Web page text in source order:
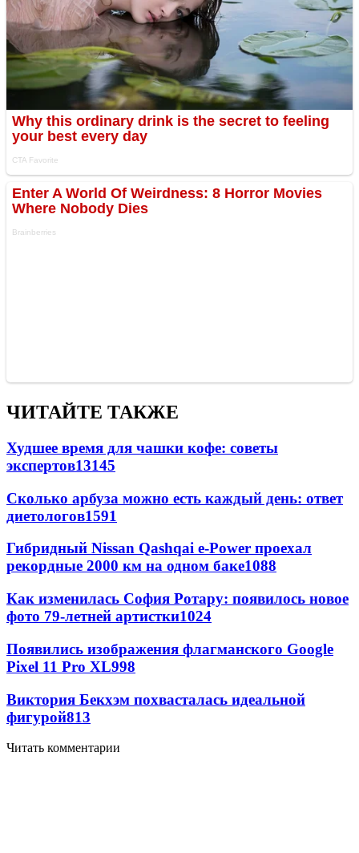
ЧИТАЙТЕ ТАКЖЕ
Худшее время для чашки кофе: советы
экспертов13145
Сколько арбуза можно есть каждый день: ответ
диетологов1591
Гибридный Nissan Qashqai e-Power проехал
рекордные 2000 км на одном баке1088
Как изменилась София Ротару: появилось новое
фото 79-летней артистки1024
Появились изображения флагманского Google
Pixel 11 Pro XL998
Виктория Бекхэм похвасталась идеальной
фигурой813
Читать комментарии